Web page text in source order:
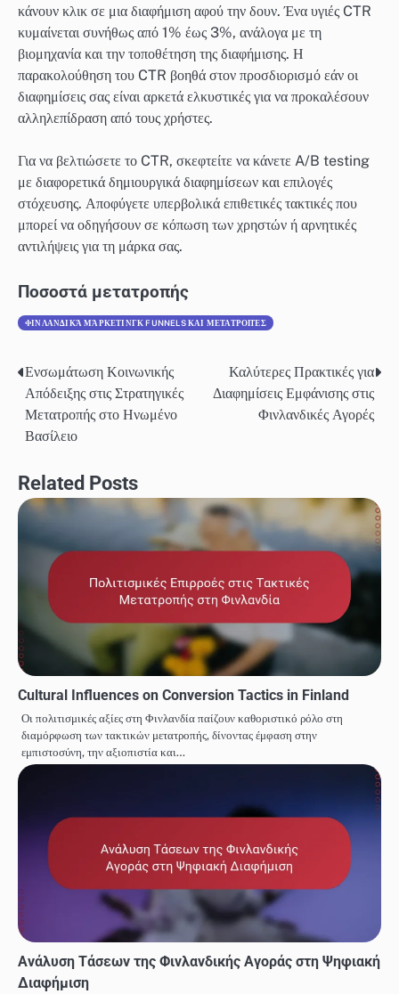
κάνουν κλικ σε μια διαφήμιση αφού την δουν. Ένα υγιές CTR
κυμαίνεται συνήθως από 1% έως 3%, ανάλογα με τη
βιομηχανία και την τοποθέτηση της διαφήμισης. Η
παρακολούθηση του CTR βοηθά στον προσδιορισμό εάν οι
διαφημίσεις σας είναι αρκετά ελκυστικές για να προκαλέσουν
αλληλεπίδραση από τους χρήστες.
Για να βελτιώσετε το CTR, σκεφτείτε να κάνετε A/B testing
με διαφορετικά δημιουργικά διαφημίσεων και επιλογές
στόχευσης. Αποφύγετε υπερβολικά επιθετικές τακτικές που
μπορεί να οδηγήσουν σε κόπωση των χρηστών ή αρνητικές
αντιλήψεις για τη μάρκα σας.
Ποσοστά μετατροπής
ΦΙΝΛΑΝΔΙΚΆ ΜΆΡΚΕΤΙΝΓΚ FUNNELS ΚΑΙ ΜΕΤΑΤΡΟΠΈΣ
Post
navigation
Ενσωμάτωση Κοινωνικής
Απόδειξης στις Στρατηγικές
Μετατροπής στο Ηνωμένο
Βασίλειο
Καλύτερες Πρακτικές για
Διαφημίσεις Εμφάνισης στις
Φινλανδικές Αγορές
Related Posts
Cultural Influences on Conversion Tactics in Finland
Οι πολιτισμικές αξίες στη Φινλανδία παίζουν καθοριστικό ρόλο στη
διαμόρφωση των τακτικών μετατροπής, δίνοντας έμφαση στην
εμπιστοσύνη, την αξιοπιστία και…
Ανάλυση Τάσεων της Φινλανδικής Αγοράς στη Ψηφιακή
Διαφήμιση